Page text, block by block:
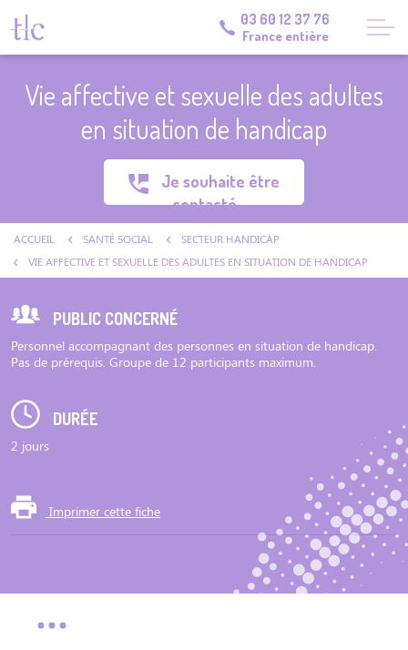
03 60 12 37 76
France entière
Vie affective et sexuelle des adultes
en situation de handicap
Je souhaite être
contacté
ACCUEIL SANTÉ SOCIAL
SECTEUR HANDICAP
VIE AFFECTIVE ET SEXUELLE DES ADULTES EN SITUATION DE HANDICAP
PUBLIC CONCERNÉ
Personnel accompagnant des personnes en situation de handicap.
Pas de prérequis. Groupe de 12 participants maximum.
DURÉE
2 jours
Imprimer cette fiche